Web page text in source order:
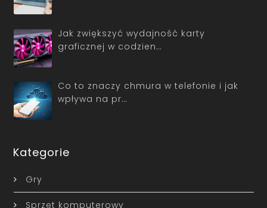
Jak zwiększyć wydajność karty
graficznej w codzien…
Co to znaczy chmura w telefonie i jak
wpływa na pr…
Kategorie
Gry
Sprzęt komputerowy